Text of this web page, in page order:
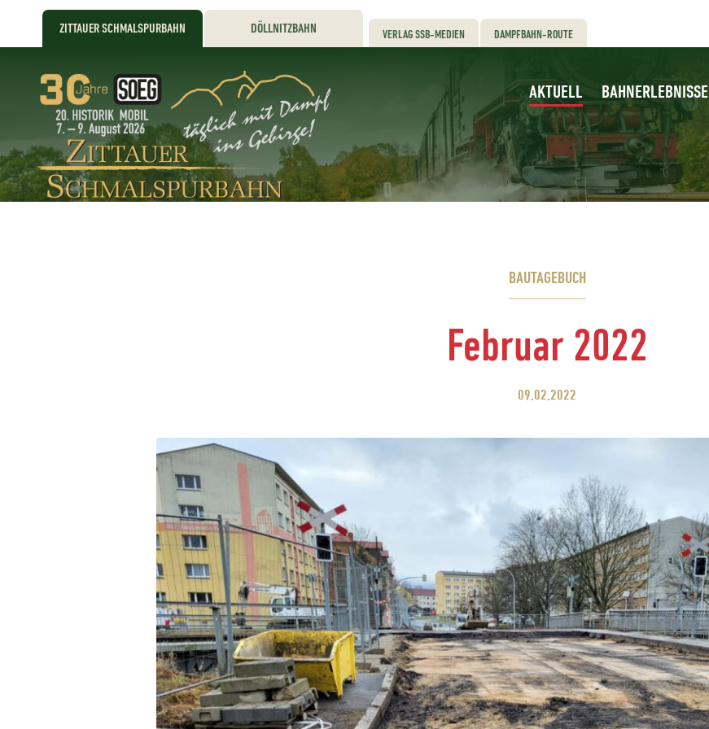
ZITTAUER SCHMALSPURBAHN DÖLLNITZBAHN VERLAG SSB-MEDIEN DAMPFBAHN-ROUTE
AKTUELL BAHNERLEBNISSE
BAUTAGEBUCH
Februar 2022
09.02.2022